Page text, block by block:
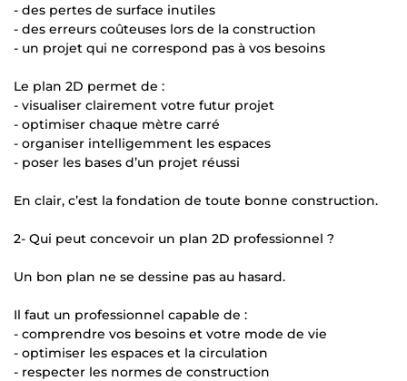
- des pertes de surface inutiles
- des erreurs coûteuses lors de la construction
- un projet qui ne correspond pas à vos besoins
Le plan 2D permet de :
- visualiser clairement votre futur projet
- optimiser chaque mètre carré
- organiser intelligemment les espaces
- poser les bases d’un projet réussi
En clair, c’est la fondation de toute bonne construction.
2- Qui peut concevoir un plan 2D professionnel ?
Un bon plan ne se dessine pas au hasard.
Il faut un professionnel capable de :
- comprendre vos besoins et votre mode de vie
- optimiser les espaces et la circulation
- respecter les normes de construction